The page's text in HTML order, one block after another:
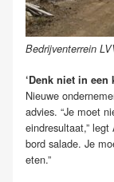
Bedrijventerrein
‘Denk niet in een
Nieuwe
advies. “Je moet
eindresultaat,”
bord salade. Je
eten.”